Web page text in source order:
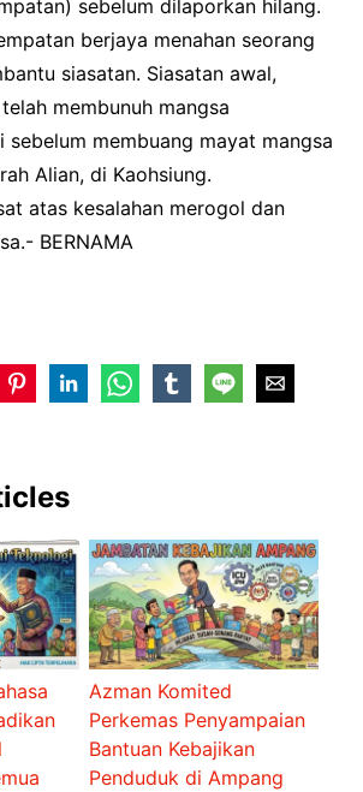
sebelum dilaporkan hilang.
berjaya menahan seorang
siasatan. Siasatan awal,
membunuh mangsa
sebelum membuang mayat mangsa
Alian, di Kaohsiung.
atas kesalahan merogol dan
BERNAMA
Azman Komited
Perkemas Penyampaian
Bantuan Kebajikan
Penduduk di Ampang